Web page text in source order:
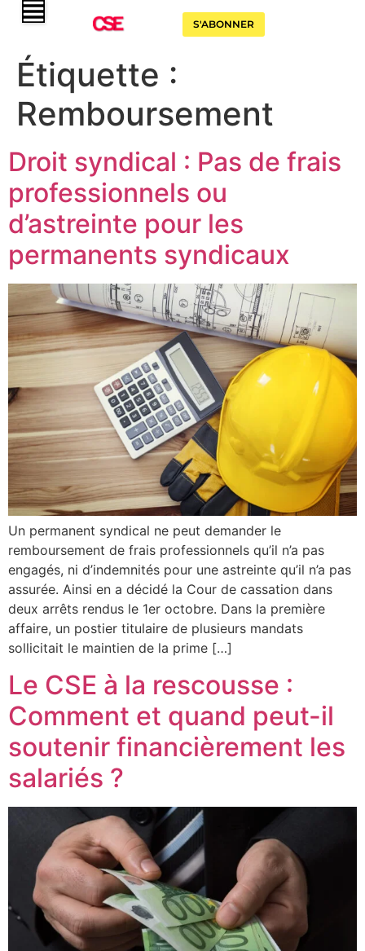
S'ABONNER
Étiquette :
Remboursement
Droit syndical : Pas de frais
professionnels ou
d’astreinte pour les
permanents syndicaux
Un permanent syndical ne peut demander le
remboursement de frais professionnels qu’il n’a pas
engagés, ni d’indemnités pour une astreinte qu’il n’a pas
assurée. Ainsi en a décidé la Cour de cassation dans
deux arrêts rendus le 1er octobre. Dans la première
affaire, un postier titulaire de plusieurs mandats
sollicitait le maintien de la prime […]
Le CSE à la rescousse :
Comment et quand peut-il
soutenir financièrement les
salariés ?